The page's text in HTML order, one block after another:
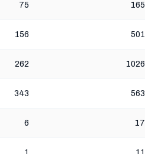
75 165
156 501
262 1026
343 563
6 17